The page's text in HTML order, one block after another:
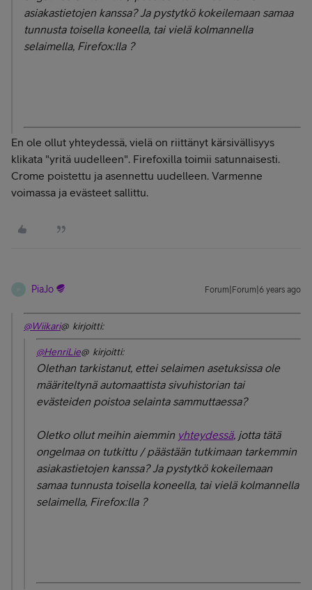
asiakastietojen kanssa? Ja pystytkö kokeilemaan samaa
tunnusta toisella koneella, tai vielä kolmannella
selaimella, Firefox:lla ?
En ole ollut yhteydessä, vielä on riittänyt kärsivällisyys
klikata "yritä uudelleen". Firefoxilla toimii satunnaisesti.
Crome poistettu ja asennettu uudelleen. Varmenne
voimassa ja evästeet sallittu.
PiaJo Forum|Forum|6 years ago
@Wiikari@ kirjoitti:
@HenriLie@ kirjoitti:
Olethan tarkistanut, ettei selaimen asetuksissa ole
määriteltynä automaattista sivuhistorian tai
evästeiden poistoa selainta sammuttaessa?
Oletko ollut meihin aiemmin yhteydessä, jotta tätä
ongelmaa on tutkittu / päästään tutkimaan tarkemmin
asiakastietojen kanssa? Ja pystytkö kokeilemaan
samaa tunnusta toisella koneella, tai vielä kolmannella
selaimella, Firefox:lla ?